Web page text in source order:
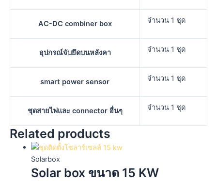
AC-DC combiner box จำนวน 1 ชุด
อุปกรณ์จับยึดบนหลังคา จำนวน 1 ชุด
smart power sensor จำนวน 1 ชุด
ชุดสายไฟและ connector อื่นๆ จำนวน 1 ชุด
Related products
Solarbox
Solar box ขนาด 15 KW